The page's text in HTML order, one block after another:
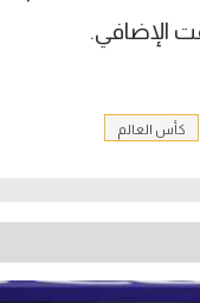
الإضافي.
كأس العالم